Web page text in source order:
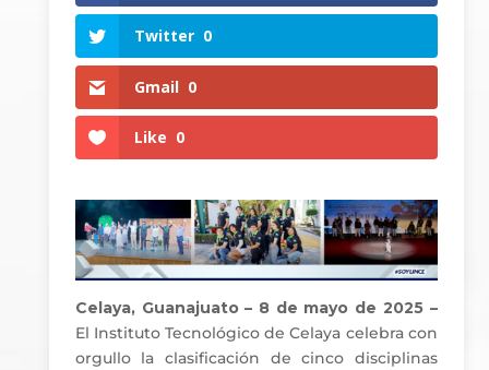
Twitter 0
Gmail 0
Like 0
Celaya, Guanajuato – 8 de mayo de 2025 –
El Instituto Tecnológico de Celaya celebra con
orgullo la clasificación de cinco disciplinas